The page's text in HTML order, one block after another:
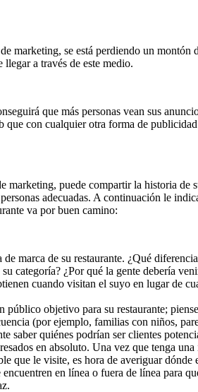
marketing, se está perdiendo un montón
llegar a través de este medio.
que más personas vean sus
que con cualquier otra forma de
marketing, puede compartir la historia de
adecuadas. A continuación le
va por buen camino:
marca de su restaurante. ¿Qué
su categoría? ¿Por qué la gente debería
cuando visitan el suyo en lugar de
público objetivo para su restaurante;
(por ejemplo, familias con niños,
saber quiénes podrían ser clientes
en absoluto. Una vez que tenga
que le visite, es hora de averiguar dónde
encuentren en línea o fuera de línea para